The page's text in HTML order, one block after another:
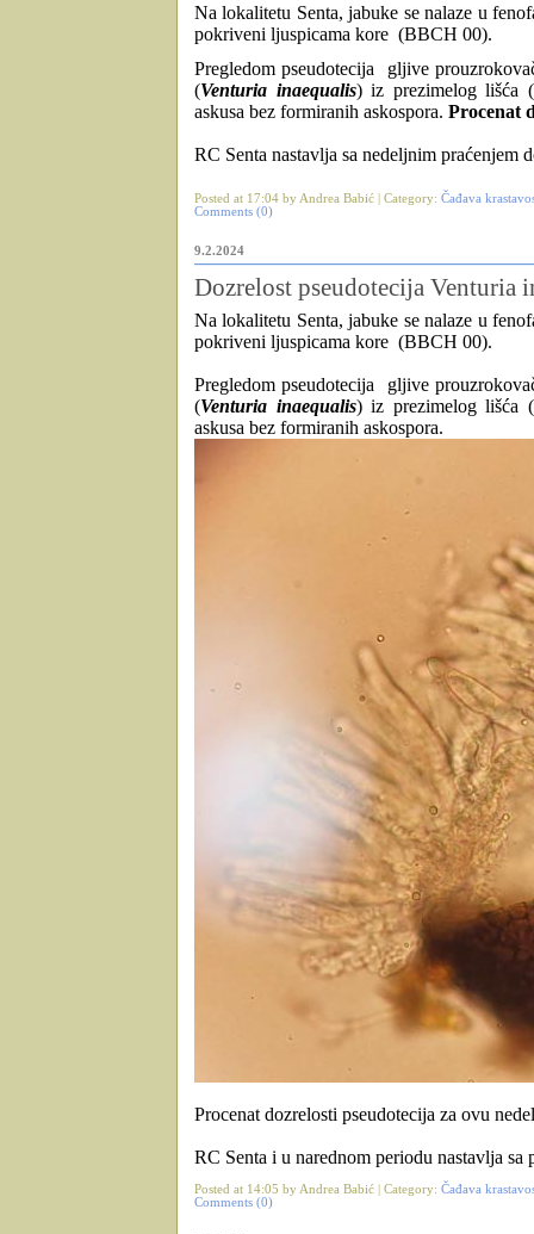
Na lokalitetu Senta, jabuke se nalaze u
pokriveni ljuspicama kore (BBCH 00).
Pregledom pseudotecija gljive
(Venturia inaequalis) iz prezimelog lišća
askusa bez formiranih askospora. Procenat
RC Senta nastavlja sa nedeljnim praćenjem
Posted at 17:04 by Andrea Babić | Category: Čađava
Comments (0)
9.2.2024
Dozrelost pseudotecija Venturia
Na lokalitetu Senta, jabuke se nalaze u
pokriveni ljuspicama kore (BBCH 00).
Pregledom pseudotecija gljive
(Venturia inaequalis) iz prezimelog lišća
askusa bez formiranih askospora.
Procenat dozrelosti pseudotecija za ovu
RC Senta i u narednom periodu nastavlja sa
Posted at 14:05 by Andrea Babić | Category: Čađava
Comments (0)